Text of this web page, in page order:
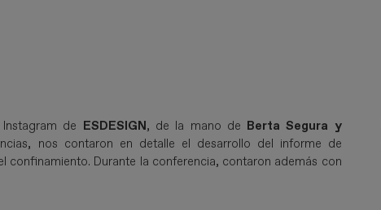
de ESDESIGN, de la mano de Berta Segura y
nos contaron en detalle el desarrollo del informe de
Durante la conferencia, contaron además con